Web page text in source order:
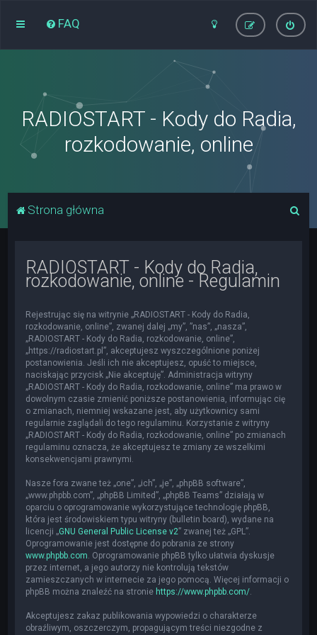
FAQ
RADIOSTART - Kody do Radia,
rozkodowanie, online
Strona główna
RADIOSTART - Kody do Radia,
rozkodowanie, online - Regulamin
Rejestrując się na witrynie „RADIOSTART - Kody do Radia,
rozkodowanie, online”, zwanej dalej „my”, ”nas”, „nasza”,
„RADIOSTART - Kody do Radia, rozkodowanie, online”,
„https://radiostart.pl”, akceptujesz wyszczególnione poniżej
postanowienia. Jeśli ich nie akceptujesz, opuść to miejsce,
naciskając przycisk „Nie akceptuję”. Administracja witryny
„RADIOSTART - Kody do Radia, rozkodowanie, online” ma prawo w
dowolnym czasie zmienić poniższe postanowienia, informując cię
o zmianach, niemniej wskazane jest, aby użytkownicy sami
regularnie zaglądali do tego regulaminu. Korzystanie z witryny
„RADIOSTART - Kody do Radia, rozkodowanie, online” po zmianach
regulaminu oznacza, że akceptujesz te zmiany ze wszelkimi
konsekwencjami prawnymi.
Nasze fora zwane też „one”, „ich”, „je”, „phpBB software”,
„www.phpbb.com”, „phpBB Limited”, „phpBB Teams” działają w
oparciu o oprogramowanie wykorzystujące technologię phpBB,
która jest środowiskiem typu witryny (bulletin board), wydane na
licencji „GNU General Public License v2” zwanej też „GPL”.
Oprogramowanie jest dostępne do pobrania ze strony
www.phpbb.com . Oprogramowanie phpBB tylko ułatwia dyskusje
przez internet, a jego autorzy nie kontrolują tekstów
zamieszczanych w internecie za jego pomocą. Więcej informacji o
phpBB można znaleźć na stronie https://www.phpbb.com/
Akceptujesz zakaz publikowania wypowiedzi o charakterze
obraźliwym, oszczerczym, propagującym treści niezgodne z